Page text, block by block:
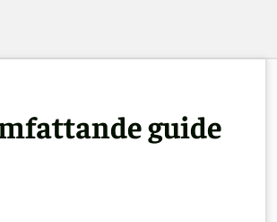
guide